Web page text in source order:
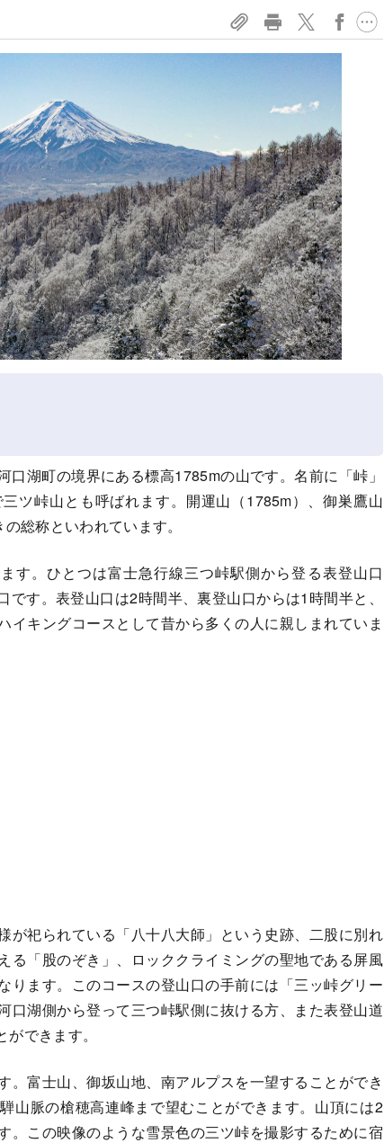
湖町の境界にある標高1785mの山です。名前に「峠」
ツ峠山とも呼ばれます。開運山（1785m）、御巣鷹山
総称といわれています。
す。ひとつは富士急行線三つ峠駅側から登る表登山口
す。表登山口は2時間半、裏登山口からは1時間半と、
イキングコースとして昔から多くの人に親しまれていま
祀られている「八十八大師」という史跡、二股に別れ
る「股のぞき」、ロッククライミングの聖地である屏風
ります。このコースの登山口の手前には「三ッ峠グリー
口湖側から登って三つ峠駅側に抜ける方、また表登山道
できます。
富士山、御坂山地、南アルプスを一望することができ
山脈の槍穂高連峰まで望むことができます。山頂には2
。この映像のような雪景色の三ツ峠を撮影するために宿